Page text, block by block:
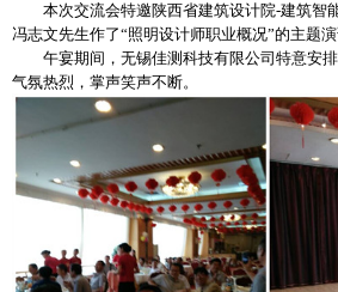
本次交流会特邀陕西省建筑设计院-建筑智
冯志文先生作了“照明设计师职业概况”的主题演
午宴期间，无锡佳测科技有限公司特意安排
气氛热烈，掌声笑声不断。